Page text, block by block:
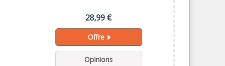
28,99 €
Offre
Opinions